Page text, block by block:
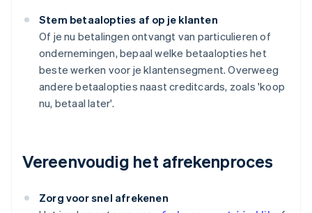
Stem betaalopties af op je klanten
Of je nu betalingen ontvangt van particulieren of
ondernemingen, bepaal welke betaalopties het
beste werken voor je klantensegment. Overweeg
andere betaalopties naast creditcards, zoals 'koop
nu, betaal later'.
Vereenvoudig het afrekenproces
Zorg voor snel afrekenen